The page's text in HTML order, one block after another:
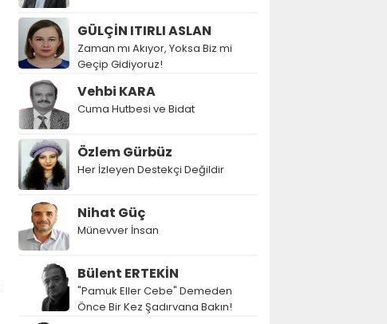
GÜLÇİN ITIRLI ASLAN
Zaman mı Akıyor, Yoksa Biz mi
Geçip Gidiyoruz!
Vehbi KARA
Cuma Hutbesi ve Bidat
Özlem Gürbüz
Her İzleyen Destekçi Değildir
Nihat Güç
Münevver İnsan
Bülent ERTEKİN
"Pamuk Eller Cebe" Demeden
Önce Bir Kez Şadırvana Bakın!